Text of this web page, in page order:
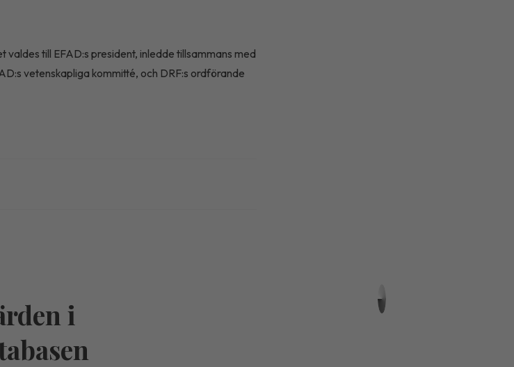
till EFAD:s president, inledde tillsammans med
vetenskapliga kommitté, och DRF:s ordförande
i